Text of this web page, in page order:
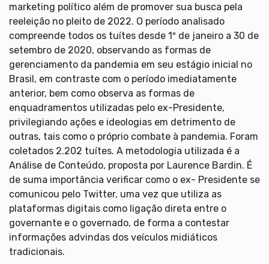
marketing político além de promover sua busca pela
reeleição no pleito de 2022. O período analisado
compreende todos os tuítes desde 1º de janeiro a 30 de
setembro de 2020, observando as formas de
gerenciamento da pandemia em seu estágio inicial no
Brasil, em contraste com o período imediatamente
anterior, bem como observa as formas de
enquadramentos utilizadas pelo ex-Presidente,
privilegiando ações e ideologias em detrimento de
outras, tais como o próprio combate à pandemia. Foram
coletados 2.202 tuítes. A metodologia utilizada é a
Análise de Conteúdo, proposta por Laurence Bardin. É
de suma importância verificar como o ex- Presidente se
comunicou pelo Twitter, uma vez que utiliza as
plataformas digitais como ligação direta entre o
governante e o governado, de forma a contestar
informações advindas dos veículos midiáticos
tradicionais.